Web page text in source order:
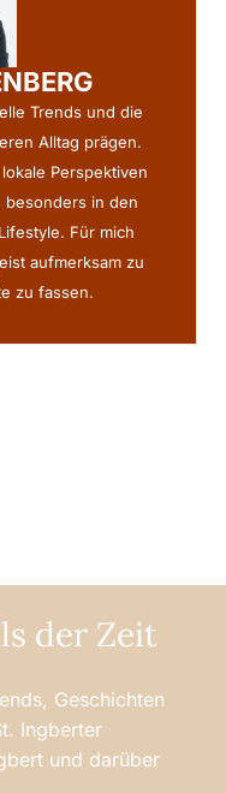
Trends und die
Alltag prägen.
Perspektiven
besonders in den
Für mich
aufmerksam zu
zu fassen.
der Zeit
Geschichten
Ingberter
und darüber